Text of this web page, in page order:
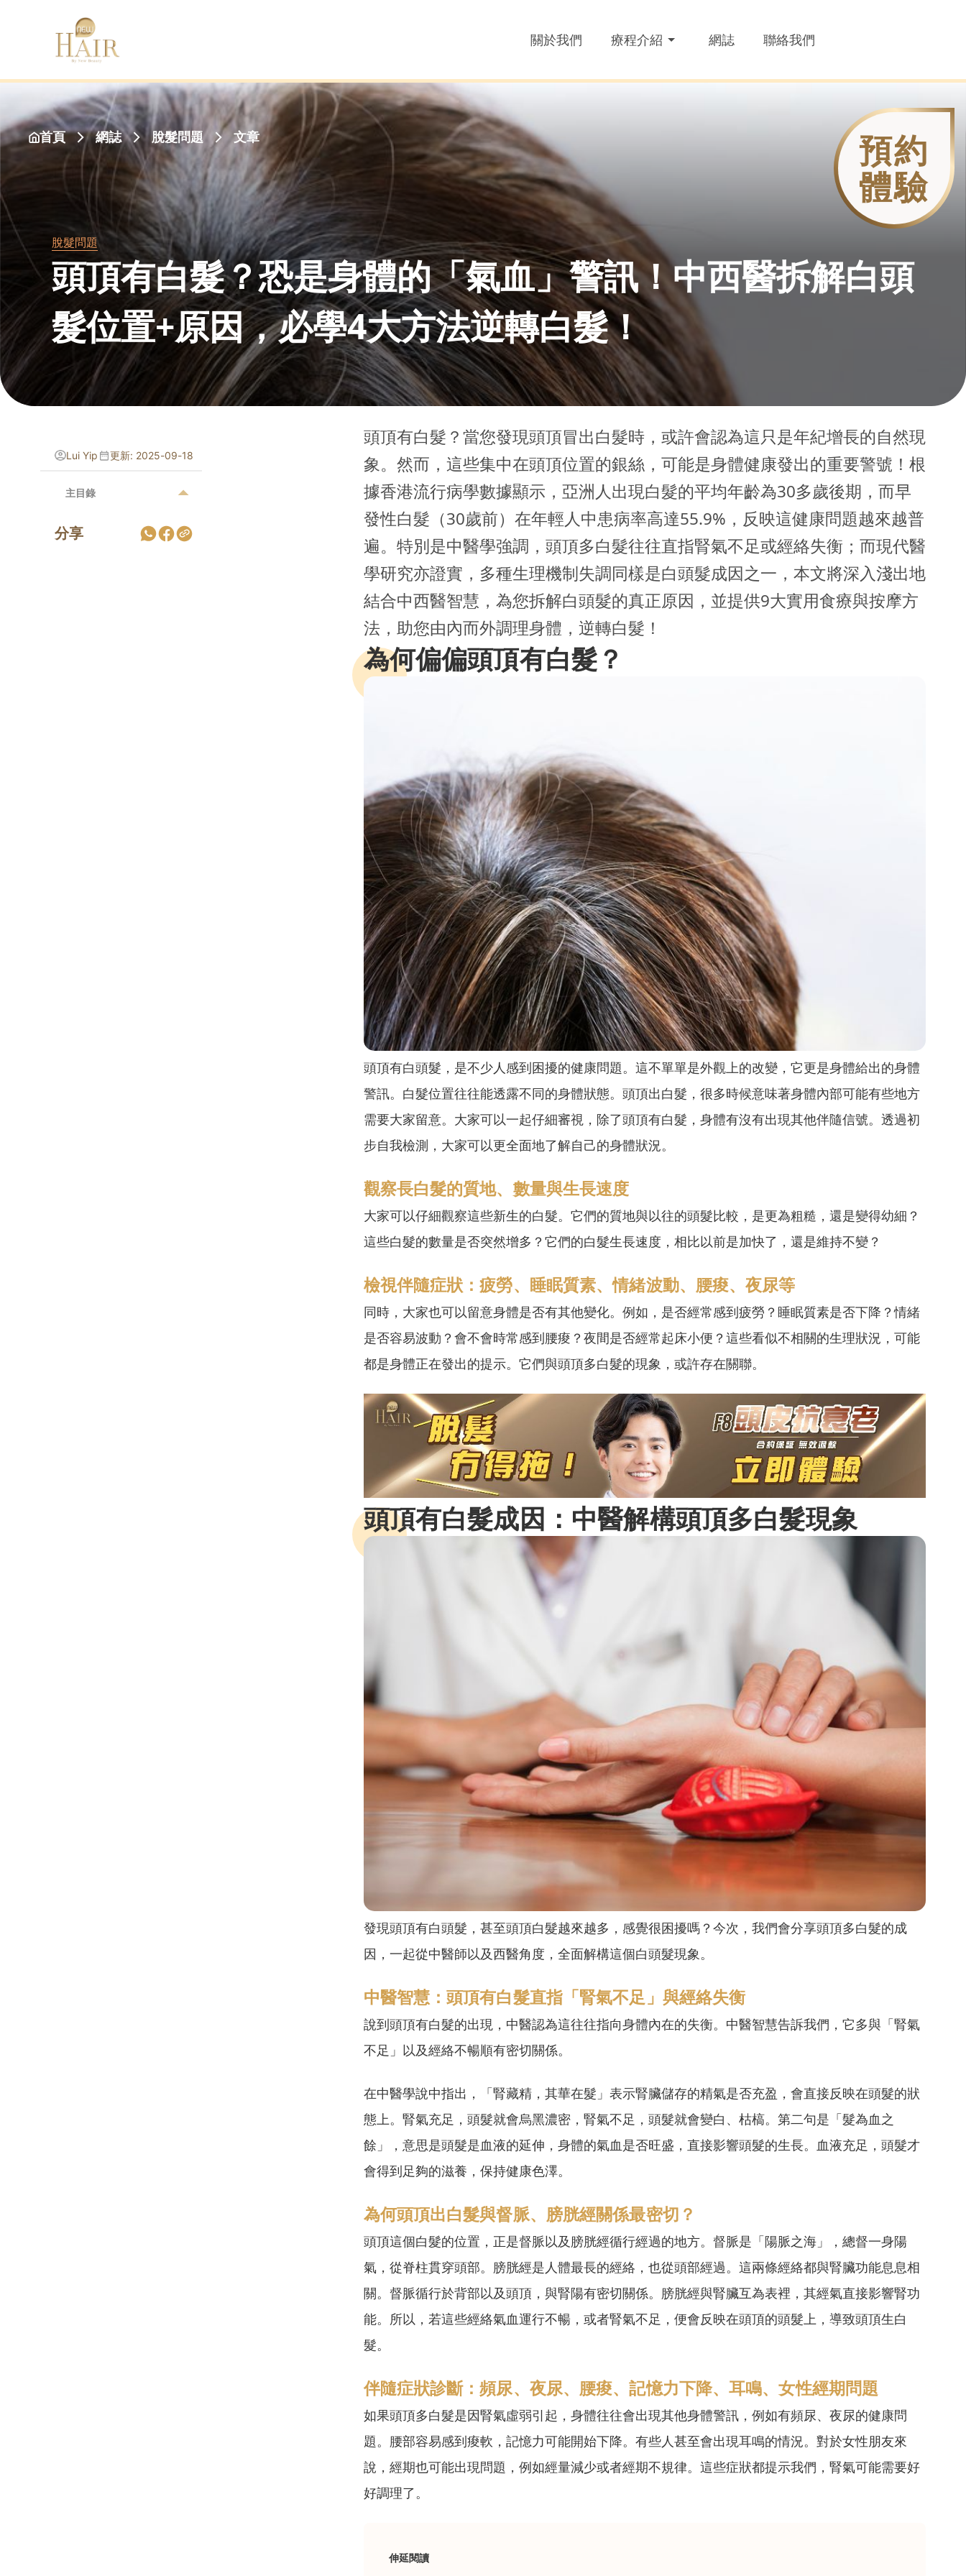
關於我們 療程介紹 網誌 聯絡我們
預約
體驗
首頁 網誌 脫髮問題 文章
脫髮問題
頭頂有白髮？恐是身體的「氣血」警訊！中西醫拆解白頭
髮位置+原因，必學4大方法逆轉白髮！
Lui Yip 更新: 2025-09-18
主目錄
分享
頭頂有白髮？當您發現頭頂冒出白髮時，或許會認為這只是年紀增長的自然現
象。然而，這些集中在頭頂位置的銀絲，可能是身體健康發出的重要警號！根
據香港流行病學數據顯示，亞洲人出現白髮的平均年齡為30多歲後期，而早
發性白髮（30歲前）在年輕人中患病率高達55.9%，反映這健康問題越來越普
遍。特別是中醫學強調，頭頂多白髮往往直指腎氣不足或經絡失衡；而現代醫
學研究亦證實，多種生理機制失調同樣是白頭髮成因之一，本文將深入淺出地
結合中西醫智慧，為您拆解白頭髮的真正原因，並提供9大實用食療與按摩方
法，助您由內而外調理身體，逆轉白髮！
為何偏偏頭頂有白髮？
頭頂有白頭髮，是不少人感到困擾的健康問題。這不單單是外觀上的改變，它更是身體給出的身體
警訊。白髮位置往往能透露不同的身體狀態。頭頂出白髮，很多時候意味著身體內部可能有些地方
需要大家留意。大家可以一起仔細審視，除了頭頂有白髮，身體有沒有出現其他伴隨信號。透過初
步自我檢測，大家可以更全面地了解自己的身體狀況。
觀察長白髮的質地、數量與生長速度
大家可以仔細觀察這些新生的白髮。它們的質地與以往的頭髮比較，是更為粗糙，還是變得幼細？
這些白髮的數量是否突然增多？它們的白髮生長速度，相比以前是加快了，還是維持不變？
檢視伴隨症狀：疲勞、睡眠質素、情緒波動、腰痠、夜尿等
同時，大家也可以留意身體是否有其他變化。例如，是否經常感到疲勞？睡眠質素是否下降？情緒
是否容易波動？會不會時常感到腰痠？夜間是否經常起床小便？這些看似不相關的生理狀況，可能
都是身體正在發出的提示。它們與頭頂多白髮的現象，或許存在關聯。
頭頂有白髮成因：中醫解構頭頂多白髮現象
發現頭頂有白頭髮，甚至頭頂白髮越來越多，感覺很困擾嗎？今次，我們會分享頭頂多白髮的成
因，一起從中醫師以及西醫角度，全面解構這個白頭髮現象。
中醫智慧：頭頂有白髮直指「腎氣不足」與經絡失衡
說到頭頂有白髮的出現，中醫認為這往往指向身體內在的失衡。中醫智慧告訴我們，它多與「腎氣
不足」以及經絡不暢順有密切關係。
在中醫學說中指出，「腎藏精，其華在髮」表示腎臟儲存的精氣是否充盈，會直接反映在頭髮的狀
態上。腎氣充足，頭髮就會烏黑濃密，腎氣不足，頭髮就會變白、枯槁。第二句是「髮為血之
餘」，意思是頭髮是血液的延伸，身體的氣血是否旺盛，直接影響頭髮的生長。血液充足，頭髮才
會得到足夠的滋養，保持健康色澤。
為何頭頂出白髮與督脈、膀胱經關係最密切？
頭頂這個白髮的位置，正是督脈以及膀胱經循行經過的地方。督脈是「陽脈之海」，總督一身陽
氣，從脊柱貫穿頭部。膀胱經是人體最長的經絡，也從頭部經過。這兩條經絡都與腎臟功能息息相
關。督脈循行於背部以及頭頂，與腎陽有密切關係。膀胱經與腎臟互為表裡，其經氣直接影響腎功
能。所以，若這些經絡氣血運行不暢，或者腎氣不足，便會反映在頭頂的頭髮上，導致頭頂生白
髮。
伴隨症狀診斷：頻尿、夜尿、腰痠、記憶力下降、耳鳴、女性經期問題
如果頭頂多白髮是因腎氣虛弱引起，身體往往會出現其他身體警訊，例如有頻尿、夜尿的健康問
題。腰部容易感到痠軟，記憶力可能開始下降。有些人甚至會出現耳鳴的情況。對於女性朋友來
說，經期也可能出現問題，例如經量減少或者經期不規律。這些症狀都提示我們，腎氣可能需要好
好調理了。
伸延閱讀